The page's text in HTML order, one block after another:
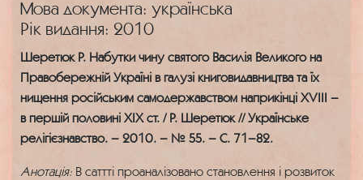
Мова документа: українська
Рік видання: 2010
Шеретюк Р. Набутки чину святого Василія Великого на
Правобережній Україні в галузі книговидавництва та їх
нищення російським самодержавством наприкінці XVIII –
в першій половині XIX ст. / Р. Шеретюк // Українське
релігієзнавство. – 2010. – № 55. – С. 71–82.
Анотація: В саттті проаналізовано становлення і розвиток